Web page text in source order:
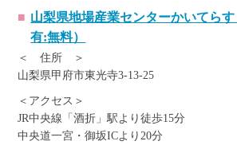
山梨県地場産業センターかいてら
有:無料）
＜ 住所 ＞
山梨県甲府市東光寺3-13-25
＜アクセス＞
JR中央線「酒折」駅より徒歩15分
中央道一宮・御坂ICより20分